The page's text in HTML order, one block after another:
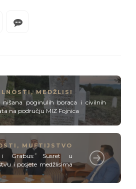
,MEDŽLISI
nišana poginulih boraca i civilnih
na području MIZ Fojnica
, MUFTIJSTVO
i Grabus: Susret u
i posjete medžlisima